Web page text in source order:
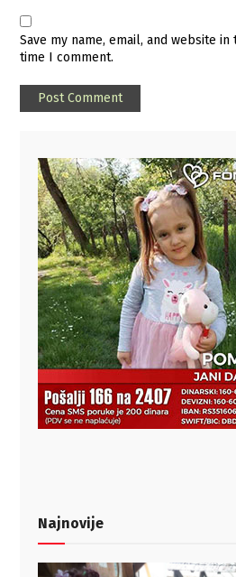
Save my name, email, and website
time I comment.
Najnovije